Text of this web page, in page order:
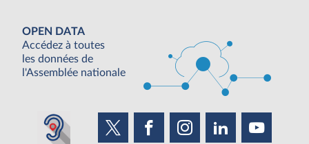
OPEN DATA
Accédez à toutes
les données de
l'Assemblée nationale